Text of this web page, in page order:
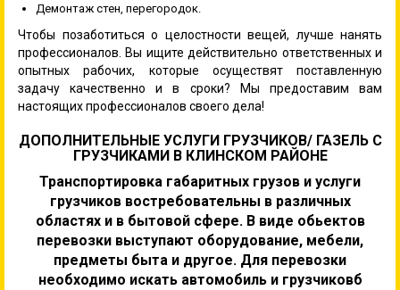
Демонтаж стен, перегородок.
Чтобы позаботиться о целостности вещей, лучше нанять
профессионалов. Вы ищите действительно ответственных и
опытных рабочих, которые осуществят поставленную
задачу качественно и в сроки? Мы предоставим вам
настоящих профессионалов своего дела!
ДОПОЛНИТЕЛЬНЫЕ УСЛУГИ ГРУЗЧИКОВ/ ГАЗЕЛЬ С
ГРУЗЧИКАМИ В КЛИНСКОМ РАЙОНЕ
Транспортировка габаритных грузов и услуги
грузчиков востребовательны в различных
областях и в бытовой сфере. В виде обьектов
перевозки выступают оборудование, мебели,
предметы быта и другое. Для перевозки
необходимо искать автомобиль и грузчиковб